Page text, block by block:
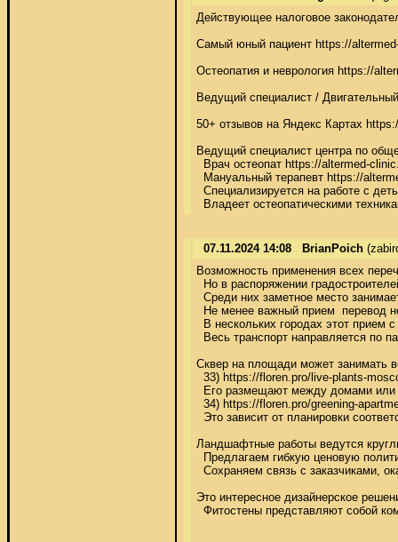
Действующее налоговое
Самый юный пациент https://
Остеопатия и неврология https://
Ведущий специалист /
50+ отзывов на Яндекс Картах
Ведущий специалист центра по
Врач остеопат https://altermed-
Мануальный терапевт https://
Специализируется на работе с
Владеет остеопатическими техниками
07.11.2024 14:08 BrianPoich
Возможность применения всех
Но в распоряжении
Среди них заметное место
Не менее важный прием  перевод
В нескольких городах этот прием с
Весь транспорт направляется по
Сквер на площади может занимать
33) https://floren.pro/live-plants-
Его размещают между домами или
34) https://floren.pro/greening-
Это зависит от планировки
Ландшафтные работы ведутся
Предлагаем гибкую ценовую
Сохраняем связь с заказчиками,
Это интересное дизайнерское
Фитостены представляют собой